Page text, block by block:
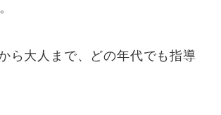
ら大人まで、どの年代でも指導